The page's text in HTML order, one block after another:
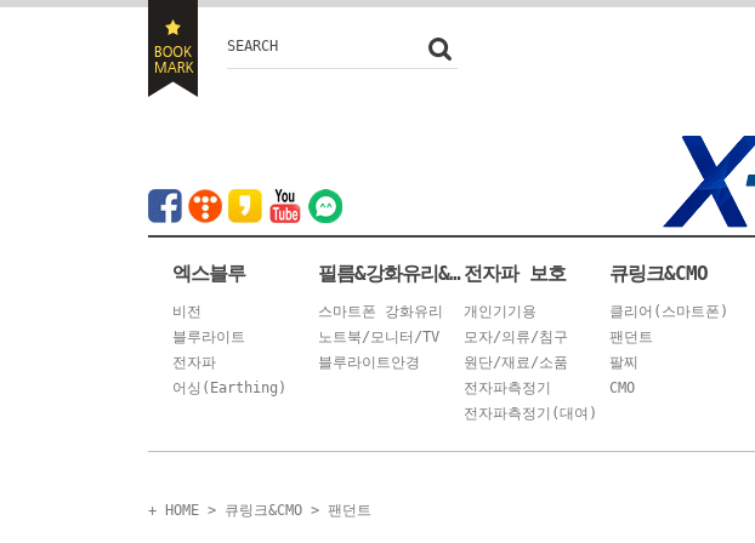
SEARCH
엑스블루
비전
블루라이트
전자파
어싱(Earthing)
필름&강화유리&안경
스마트폰 강화유리
노트북/모니터/TV
블루라이트안경
전자파 보호
개인기기용
모자/의류/침구
원단/재료/소품
전자파측정기
전자파측정기(대여)
큐링크&CMO
클리어(스마트폰)
팬던트
팔찌
CMO
+ HOME > 큐링크&CMO > 팬던트